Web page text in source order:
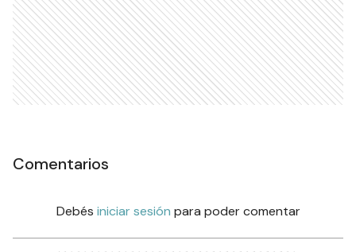
Comentarios
Debés iniciar sesión para poder comentar